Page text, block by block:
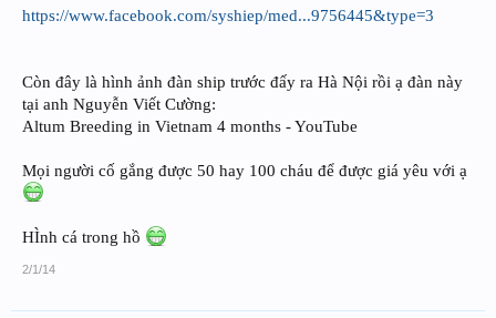
https://www.facebook.com/syshiep/med...9756445&type=3
Còn đây là hình ảnh đàn ship trước đấy ra Hà Nội rồi ạ đàn này
tại anh Nguyễn Viết Cường:
Altum Breeding in Vietnam 4 months - YouTube
Mọi người cố gắng được 50 hay 100 cháu để được giá yêu với ạ
HÌnh cá trong hồ
2/1/14